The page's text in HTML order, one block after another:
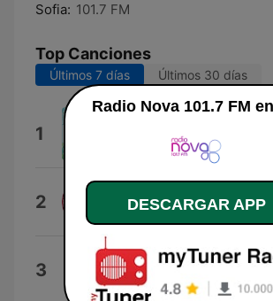
Sofia: 101.7 FM
Top Canciones
Últimos 7 días Últimos 30 días
1
2 Amedeo Picone
3 Oh La La La (Radio Mix)
2 Eivissa
DESCARGAR APP